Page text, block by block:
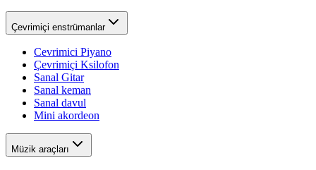
Çevrimiçi enstrümanlar
Cevrimici Piyano
Çevrimiçi Ksilofon
Sanal Gitar
Sanal keman
Sanal davul
Mini akordeon
Müzik araçları